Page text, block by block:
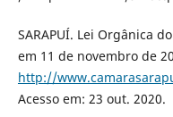
SARAPUÍ. Lei Orgânica
em 11 de novembro de
http://
Acesso em: 23 out. 2020.